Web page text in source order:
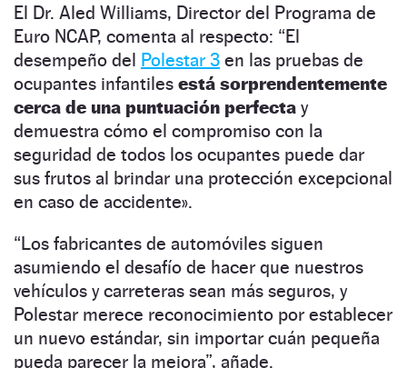
El Dr. Aled Williams, Director del Programa de
Euro NCAP, comenta al respecto: “El
desempeño del Polestar 3 en las pruebas de
ocupantes infantiles está sorprendentemente
cerca de una puntuación perfecta y
demuestra cómo el compromiso con la
seguridad de todos los ocupantes puede dar
sus frutos al brindar una protección excepcional
en caso de accidente».
“Los fabricantes de automóviles siguen
asumiendo el desafío de hacer que nuestros
vehículos y carreteras sean más seguros, y
Polestar merece reconocimiento por establecer
un nuevo estándar, sin importar cuán pequeña
pueda parecer la mejora”, añade.